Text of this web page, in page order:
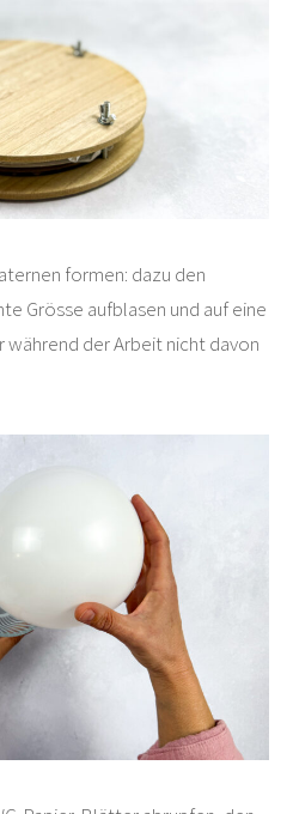
formen: dazu den
Grösse aufblasen und auf eine
der Arbeit nicht davon